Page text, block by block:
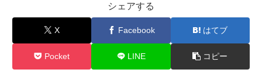
シェアする
X Facebook はてブ
Pocket LINE コピー